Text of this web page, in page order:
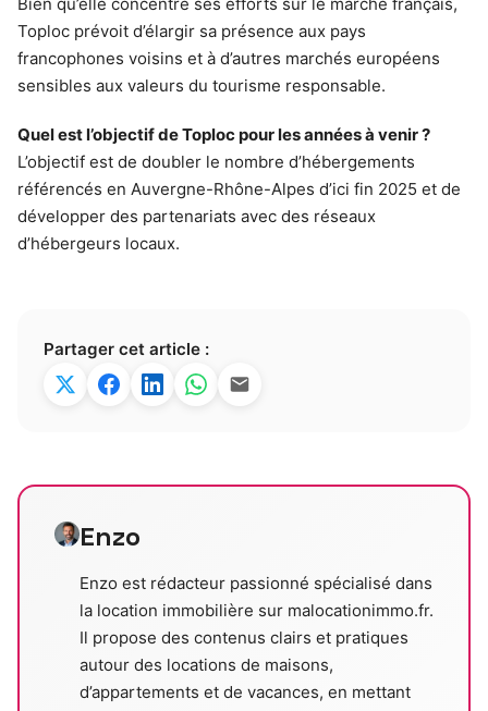
Toploc prévoit d’élargir sa présence aux pays
francophones voisins et à d’autres marchés européens
sensibles aux valeurs du tourisme responsable.
Quel est l’objectif de Toploc pour les années à venir ?
L’objectif est de doubler le nombre d’hébergements
référencés en Auvergne-Rhône-Alpes d’ici fin 2025 et de
développer des partenariats avec des réseaux
d’hébergeurs locaux.
Partager cet article :
Enzo
Enzo est rédacteur passionné spécialisé dans
la location immobilière sur malocationimmo.fr.
Il propose des contenus clairs et pratiques
autour des locations de maisons,
d’appartements et de vacances, en mettant